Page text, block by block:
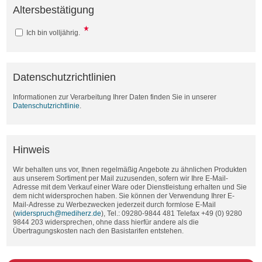
Altersbestätigung
Ich bin volljährig.
Datenschutzrichtlinien
Informationen zur Verarbeitung Ihrer Daten finden Sie in unserer
Datenschutzrichtlinie
Hinweis
Wir behalten uns vor, Ihnen regelmäßig Angebote zu ähnlichen Produkten
aus unserem Sortiment per Mail zuzusenden, sofern wir Ihre E-Mail-
Adresse mit dem Verkauf einer Ware oder Dienstleistung erhalten und Sie
dem nicht widersprochen haben. Sie können der Verwendung Ihrer E-
Mail-Adresse zu Werbezwecken jederzeit durch formlose E-Mail
(widerspruch@mediherz.de), Tel.: 09280-9844 481 Telefax +49 (0) 9280
9844 203 widersprechen, ohne dass hierfür andere als die
Übertragungskosten nach den Basistarifen entstehen.